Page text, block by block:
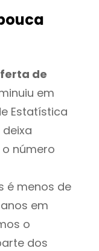
de
em
Estatística
número
é menos de
em
o
dos